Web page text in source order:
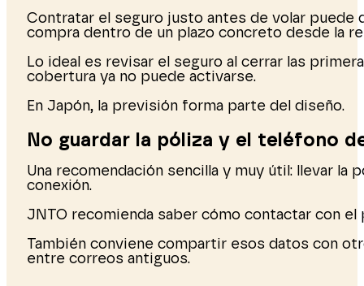
Contratar el seguro justo antes de volar puede
compra dentro de un plazo concreto desde la
Lo ideal es revisar el seguro al cerrar las
cobertura ya no puede activarse.
En Japón, la previsión forma parte del diseño.
No guardar la póliza y el teléfono
Una recomendación sencilla y muy útil: llevar
conexión.
JNTO recomienda saber cómo contactar con
También conviene compartir esos datos con
entre correos antiguos.